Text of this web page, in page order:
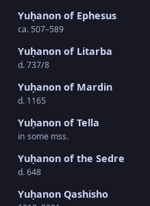
Yuḥanon of Ephesus
ca. 507–589
Yuḥanon of Litarba
d. 737/8
Yuḥanon of Mardin
d. 1165
Yuḥanon of Tella
in some mss.
Yuḥanon of the Sedre
d. 648
Yuḥanon Qashisho